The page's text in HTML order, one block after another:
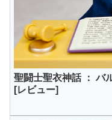
聖闘士聖衣神話 ： バ
[レビュー]